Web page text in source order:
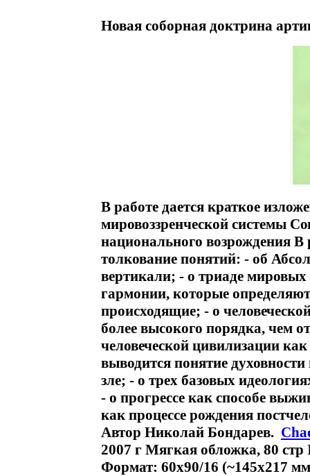
Новая соборная доктрина
В работе дается краткое
мировоззренческой системы
национального возрождения В
толкование понятий: - об
вертикали; - о триаде
гармонии, которые
происходящие; - о
более высокого порядка, чем
человеческой цивилизации
выводится понятие
зле; - о трех базовых
- о прогрессе как способе
как процессе рождения
Автор Николай Бондарев.
2007 г Мягкая обложка, 80
Формат: 60x90/16 (~145х217